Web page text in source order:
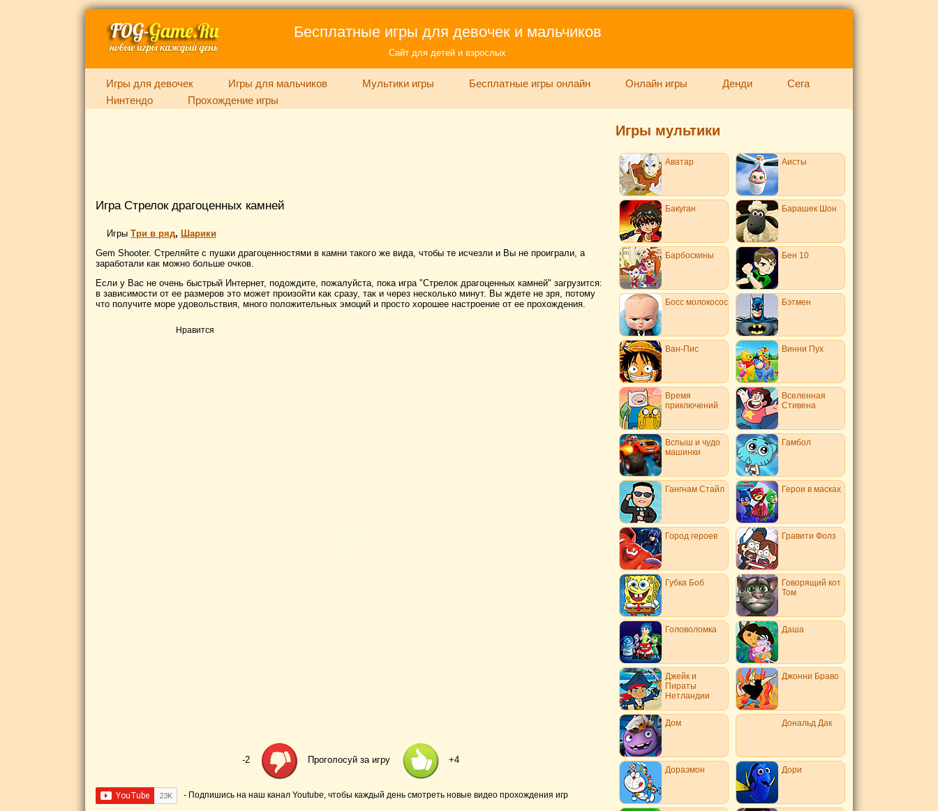
Бесплатные игры для девочек и мальчиков
Сайт для детей и взрослых
Игры для девочек Игры для мальчиков Мультики игры Бесплатные игры онлайн Онлайн игры Денди
Сега
Нинтендо
Прохождение игры
Игра Стрелок драгоценных камней
Игры Три в ряд, Шарики
Gem Shooter. Стреляйте с пушки драгоценностями в камни такого же вида, чтобы те исчезли и Вы не проиграли, а
заработали как можно больше очков.
Если у Вас не очень быстрый Интернет, подождите, пожалуйста, пока игра "Стрелок драгоценных камней" загрузится:
в зависимости от ее размеров это может произойти как сразу, так и через несколько минут. Вы ждете не зря, потому
что получите море удовольствия, много положительных эмоций и просто хорошее настроение от ее прохождения.
Нравится
-2 Проголосуй за игру +4
- Подпишись на наш канал Youtube, чтобы каждый день смотреть новые видео прохождения игр
Игры мультики
Аватар Аисты
Бакуган Барашек Шон
Барбоскины Бен 10
Босс молокосос Бэтмен
Ван-Пис Винни Пух
Время
приключений
Вселенная
Стивена
Вспыш и чудо
машинки
Гамбол
Гангнам Стайл Герои в масках
Город героев Гравити Фолз
Губка Боб
Говорящий кот
Том
Головоломка Даша
Джейк и
Пираты
Нетландии
Джонни Браво
Дом Дональд Дак
Дораэмон Дори